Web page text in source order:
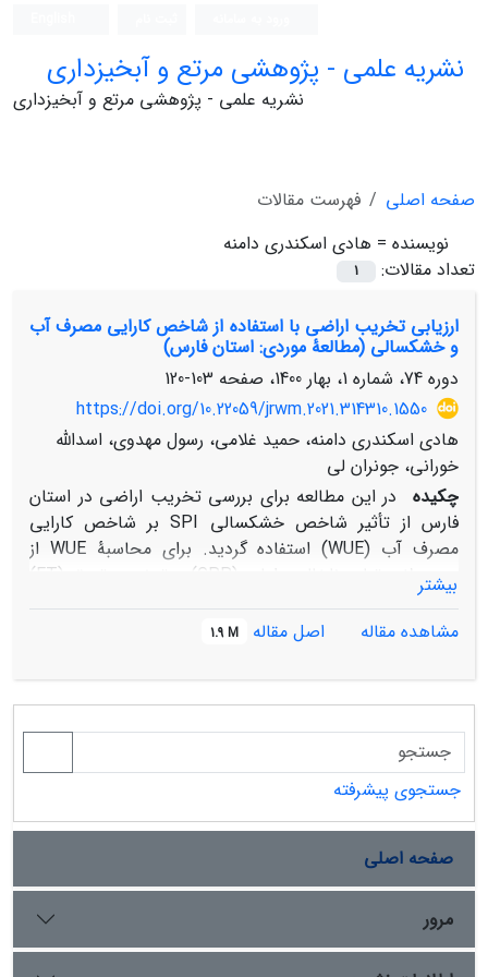
نشریه علمی - پژوهشی مرتع و آبخیزداری
نشریه علمی - پژوهشی مرتع و آبخیزداری
صفحه اصلی
فهرست مقالات
نویسنده = هادی اسکندری دامنه
تعداد مقالات:
1
ارزیابی تخریب اراضی با استفاده از شاخص کارایی مصرف آب
و خشکسالی (مطالعۀ موردی: استان فارس)
دوره 74، شماره 1، بهار 1400، صفحه
103-120
https://doi.org/10.22059/jrwm.2021.314310.1550
هادی اسکندری دامنه، حمید غلامی، رسول مهدوی، اسدالله
خورانی، جونران لی
چکیده
در این مطالعه برای بررسی تخریب اراضی در استان
فارس از تأثیر شاخص خشکسالی SPI بر شاخص کارایی
مصرف آب (WUE) استفاده گردید. برای محاسبۀ WUE از
محصولات تولید ناخالص اولیه (GPP) و تبخیر و تعرق (ET)
حاصل از سنجندۀ مودیس استفاده شد و از داده‌های بارندگی
در بازۀ زمانی 2017-2001 با استفاده از رگرسیون خطی محاسبه و
به‌دنبال آن، از عکس‌العمل شاخص WUE به خشکسالی،
تخریب اراضی و بیابان‌زایی در کاربری‌های مختلف، با استفاده
از آنالیز همبستگی مورد ارزیابی قرار گرفت. نتایج نشان داد که
افزایش یافته‌اند. بررسی تأثیر خشکسالی بر WUE در
کاربری‌های اراضی کشاورزی و گراسلند نشان داد که رابطۀ
مثبت بین این دو شاخص به ترتیب در 9/75 و 87 درصد از
این کاربری‌ها دیده می‌شود که از این مقادیر به‌ترتیب 7/4 و
6/7 درصد رابطۀ معنی‌داری را نشان می‌‌دهد، این درحالی
است که در مابقی مساحت این کاربری‌ها این اثرگذاری منفی
بیشتر
مشاهده مقاله
اصل مقاله 1.9 M
جستجوی پیشرفته
صفحه اصلی
مرور